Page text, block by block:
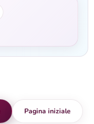
Pagina iniziale